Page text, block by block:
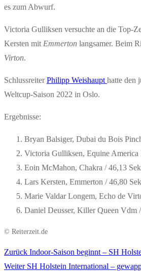
es zum Abwurf.
Victoria Gulliksen versuchte an die Top-
Kersten mit Emmerton langsamer. Beim
Virton.
SchlussreiterPhilipp Weishaupt hatte den
Weltcup-Saison 2022 in Oslo.
Ergebnisse:
Bryan Balsiger, Dubai du Bois
Victoria Gulliksen, Equine America
Eoin McMahon, Chakra / 46,13
Lars Kersten, Emmerton / 46,80
Marie Valdar Longem, Echo de
Daniel Deusser, Killer Queen Vdm
© Reiterzeit.de
Beitragsnavigation
Zurück Vorheriger
Beitrag:
Indoor-Saison beginnt – SH
Weiter Nächster
SH Holstein International –